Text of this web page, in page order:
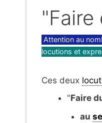
Catégories
Attention au
locutions et
Ces deux
"Faire
au